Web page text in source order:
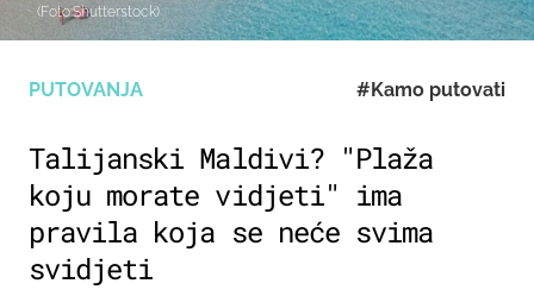
PUTOVANJA #Kamo putovati
Talijanski Maldivi? "Plaža
koju morate vidjeti" ima
pravila koja se neće svima
svidjeti
(Foto:Shutterstock)